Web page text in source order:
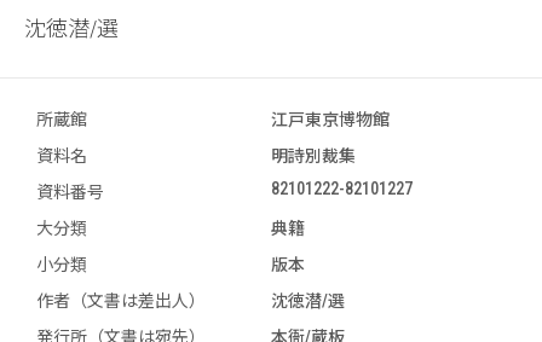
沈徳潜/選
所蔵館
江戸東京博物館
資料名
明詩別裁集
資料番号
82101222-82101227
大分類
典籍
小分類
版本
作者（文書は差出人）
沈徳潜/選
発行所（文書は宛先）
本衙/蔵板